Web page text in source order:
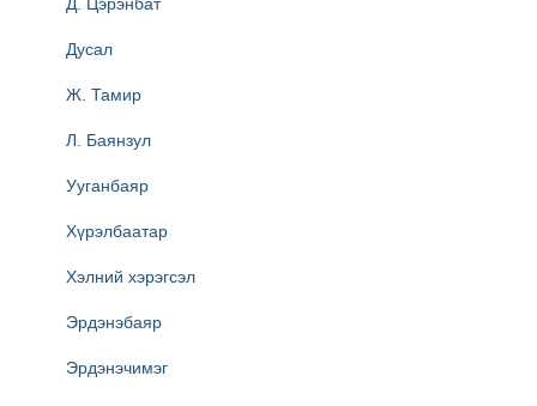
Дусал
Ж. Тамир
Л. Баянзул
Ууганбаяр
Хүрэлбаатар
Хэлний хэрэгсэл
Эрдэнэбаяр
Эрдэнэчимэг